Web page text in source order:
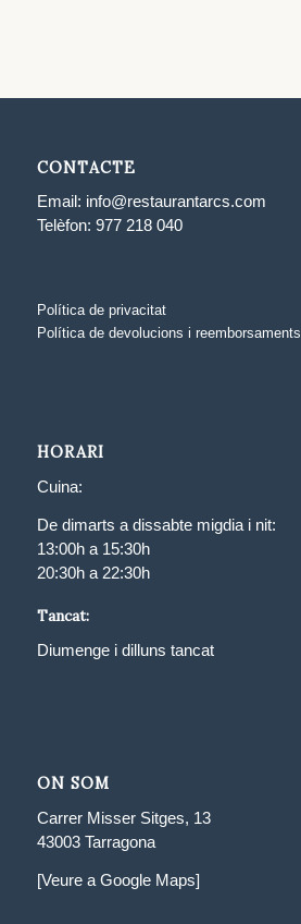
CONTACTE
Email: info@restaurantarcs.com
Telèfon: 977 218 040
Política de privacitat
Política de devolucions i reemborsaments
HORARI
Cuina:
De dimarts a dissabte migdia i nit:
13:00h a 15:30h
20:30h a 22:30h
Tancat:
Diumenge i dilluns tancat
ON SOM
Carrer Misser Sitges, 13
43003 Tarragona
[Veure a Google Maps]